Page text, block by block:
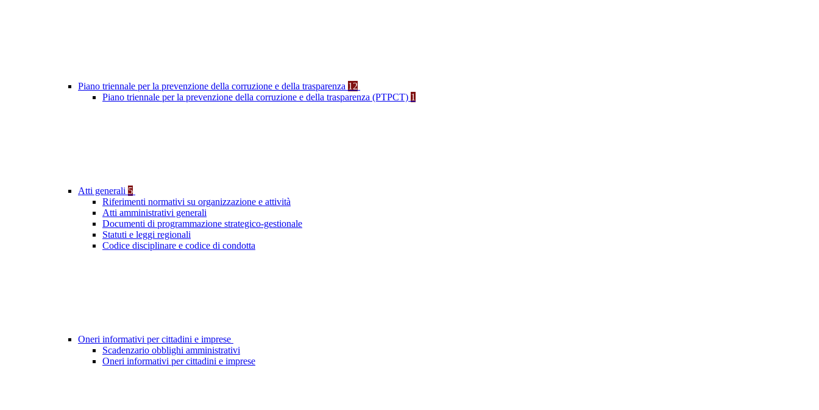
Piano triennale per la prevenzione della corruzione e della trasparenza 12
Piano triennale per la prevenzione della corruzione e della trasparenza (PTPCT) 1
Atti generali 5
Riferimenti normativi su organizzazione e attività
Atti amministrativi generali
Documenti di programmazione strategico-gestionale
Statuti e leggi regionali
Codice disciplinare e codice di condotta
Oneri informativi per cittadini e imprese
Scadenzario obblighi amministrativi
Oneri informativi per cittadini e imprese